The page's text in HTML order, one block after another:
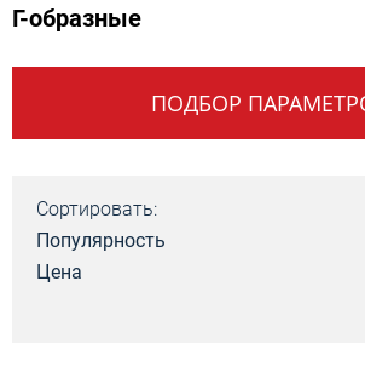
Г-образные
ПОДБОР
Сортировать:
Популярность
Цена